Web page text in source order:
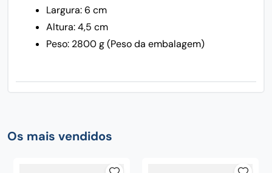
Largura: 6 cm
Altura: 4,5 cm
Peso: 2800 g (Peso da embalagem)
Os mais vendidos